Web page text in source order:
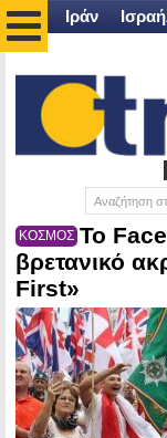
Ιράν
ΚΟΣΜΟΣ Το
βρετανικό
First»